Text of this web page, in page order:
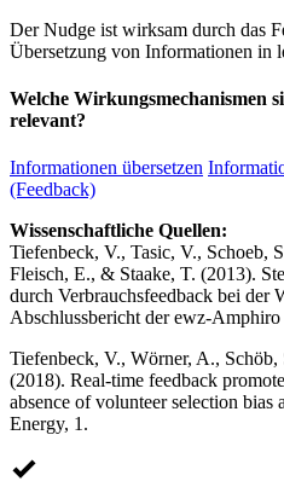
Der Nudge ist wirksam durch das
Übersetzung von Informationen in
Welche Wirkungsmechanismen
relevant?
Informationen übersetzen
(Feedback)
Wissenschaftliche Quellen:
Tiefenbeck, V., Tasic, V., Schoeb,
Fleisch, E., & Staake, T. (2013).
durch Verbrauchsfeedback bei der
Abschlussbericht der ewz-
Tiefenbeck, V., Wörner, A.,
(2018). Real-time feedback
absence of volunteer selection
Energy, 1.